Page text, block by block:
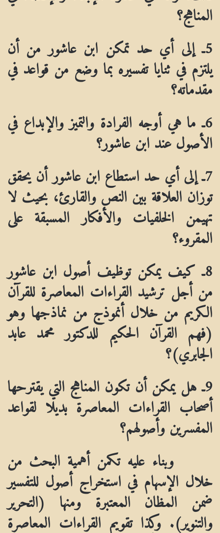
المناهج؟
5ـ إلى أي حد تمكن ابن عاشور من أن
يلتزم في ثنايا تفسيره بما وضع من قواعد في
مقدماته؟
6ـ ما هي أوجه الفرادة والتميز والإبداع في
الأصول عند ابن عاشور؟
7ـ إلى أي حد استطاع ابن عاشور أن يحقق
توزان العلاقة بين النص والقارئ، بحيث لا
تهيمن الخلفيات والأفكار المسبقة على
المقروء؟
8ـ كيف يمكن توظيف أصول ابن عاشور
من أجل ترشيد القراءات المعاصرة للقرآن
الكريم من خلال أنموذج من نماذجها وهو
(فهم القرآن الحكيم للدكتور محمد عابد
الجابري)؟
9ـ هل يمكن أن تكون المناهج التي يقترحها
أصحاب القراءات المعاصرة بديلا لقواعد
المفسرين وأصولهم؟
وبناء عليه تكمن أهمية البحث من
خلال الإسهام في استخراج أصول للتفسير
ضمن المظان المعتبرة ومنها (التحرير
والتنوير). وكذا تقويم القراءات المعاصرة